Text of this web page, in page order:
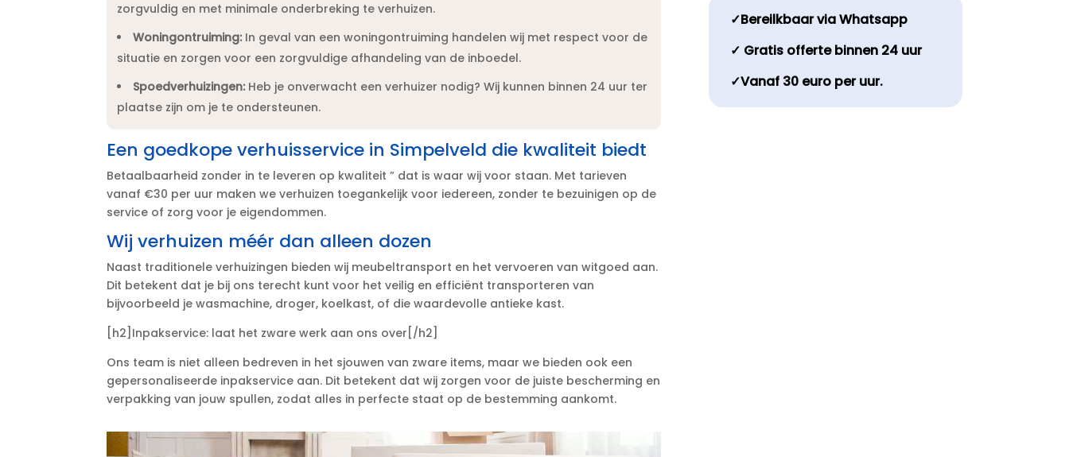
zorgvuldig en met minimale onderbreking te verhuizen.​
Woningontruiming: In geval van een woningontruiming handelen wij met respect voor de
situatie en zorgen voor een zorgvuldige afhandeling van de inboedel.​
Spoedverhuizingen: Heb je onverwacht een verhuizer nodig? Wij kunnen binnen 24 uur ter
plaatse zijn om je te ondersteunen.​
Een goedkope verhuisservice in Simpelveld die kwaliteit biedt
Betaalbaarheid zonder in te leveren op kwaliteit ” dat is waar wij voor staan.​ Met tarieven
vanaf €30 per uur maken we verhuizen toegankelijk voor iedereen, zonder te bezuinigen op de
service of zorg voor je eigendommen.​
Wij verhuizen méér dan alleen dozen
Naast traditionele verhuizingen bieden wij meubeltransport en het vervoeren van witgoed aan.​
Dit betekent dat je bij ons terecht kunt voor het veilig en efficiënt transporteren van
bijvoorbeeld je wasmachine, droger, koelkast, of die waardevolle antieke kast.​
[h2]Inpakservice: laat het zware werk aan ons over[/h2]
Ons team is niet alleen bedreven in het sjouwen van zware items, maar we bieden ook een
gepersonaliseerde inpakservice aan.​ Dit betekent dat wij zorgen voor de juiste bescherming en
verpakking van jouw spullen, zodat alles in perfecte staat op de bestemming aankomt.​
✓Bereilkbaar via Whatsapp
✓ Gratis offerte binnen 24 uur
✓Vanaf 30 euro per uur.